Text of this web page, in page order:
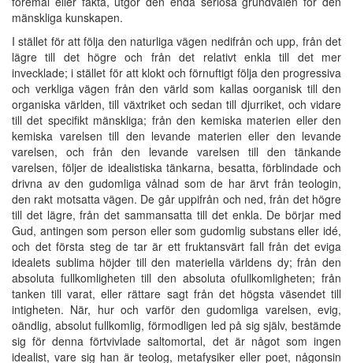
mänskliga kunskapen.
I stället för att följa den naturliga vägen nedifrån och upp, från det
lägre till det högre och från det relativt enkla till det mer
invecklade; i stället för att klokt och förnuftigt följa den progressiva
och verkliga vägen från den värld som kallas oorganisk till den
organiska världen, till växtriket och sedan till djurriket, och vidare
till det specifikt mänskliga; från den kemiska materien eller den
kemiska varelsen till den levande materien eller den levande
varelsen, och från den levande varelsen till den tänkande
varelsen, följer de idealistiska tänkarna, besatta, förblindade och
drivna av den gudomliga vålnad som de har ärvt från teologin,
den rakt motsatta vägen. De går uppifrån och ned, från det högre
till det lägre, från det sammansatta till det enkla. De börjar med
Gud, antingen som person eller som gudomlig substans eller idé,
och det första steg de tar är ett fruktansvärt fall från det eviga
idealets sublima höjder till den materiella världens dy; från den
absoluta fullkomligheten till den absoluta ofullkomligheten; från
tanken till varat, eller rättare sagt från det högsta väsendet till
intigheten. När, hur och varför den gudomliga varelsen, evig,
oändlig, absolut fullkomlig, förmodligen led på sig själv, bestämde
sig för denna förtvivlade saltomortal, det är något som ingen
idealist, vare sig han är teolog, metafysiker eller poet, någonsin